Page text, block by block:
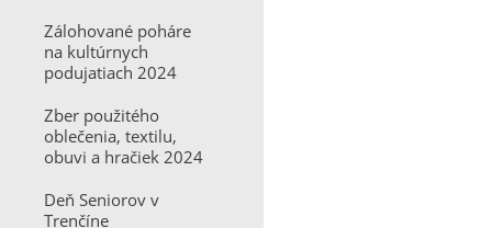
Zálohované poháre
na kultúrnych
podujatiach 2024
Zber použitého
oblečenia, textilu,
obuvi a hračiek 2024
Deň Seniorov v
Trenčíne